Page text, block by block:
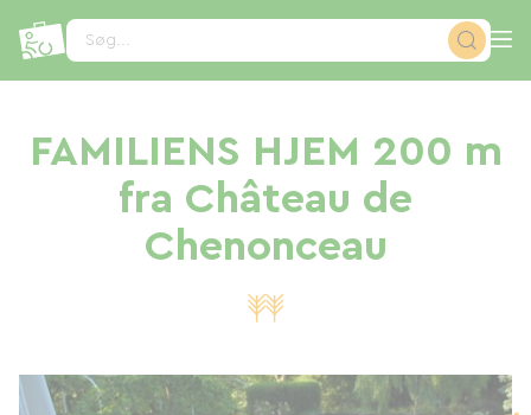
Søg...
FAMILIENS HJEM 200 m
fra Château de
Chenonceau
CCookie-styringspanel